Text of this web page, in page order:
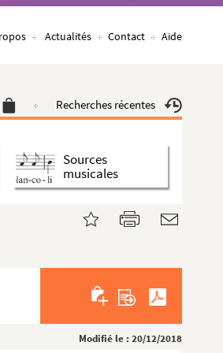
Actualités Contact Aide
Recherches récentes
Sources
musicales
Modifié le : 20/12/2018